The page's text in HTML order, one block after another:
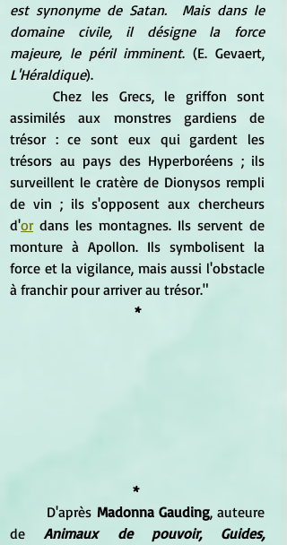
est synonyme de Satan.  Mais dans le
domaine civile, il désigne la force
majeure, le péril imminent
L'Héraldique).
assimilés aux monstres gardiens de
trésor : ce sont eux qui gardent les
trésors au pays des Hyperboréens ; ils
surveillent le cratère de Dionysos rempli
de vin ; ils s'opposent aux chercheurs
d'or dans les montagnes. Ils servent de
monture à Apollon. Ils symbolisent la
force et la vigilance, mais aussi l'obstacle
à franchir pour arriver au trésor."
*
*
	D'après
Madonna Gauding, auteure
de Animaux de pouvoir, Guides,